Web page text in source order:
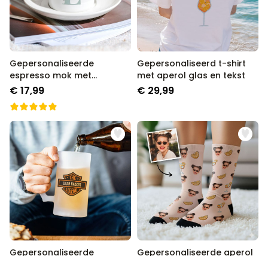
Gepersonaliseerde
espresso mok met
monogram
€ 17,99
Gepersonaliseerd t-shirt
met aperol glas en tekst
€ 29,99
Gepersonaliseerde
Gepersonaliseerde aperol